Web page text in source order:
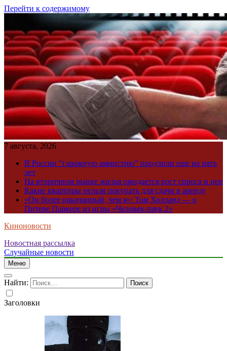
Перейти к содержимому
7 августа, 2026
В России “гаражную амнистию” продлили еще на пять
лет
На вторичном рынке жилья ожидается рост спроса и цен
Какие квартиры нельзя покупать для сдачи в аренду
«Он более накачанный, чем я»: Том Холланд — о
Питере Паркере из игры «Человек-паук 2»
Киноновости
Новостная рассылка
Случайные новости
Меню
Найти:
Заголовки